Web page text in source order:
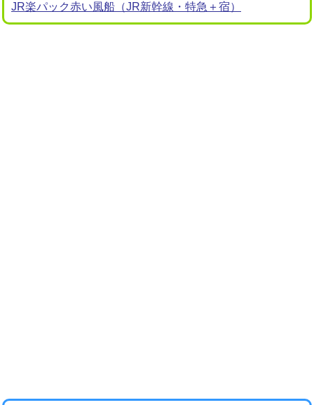
JR楽パック赤い風船（JR新幹線・特急＋宿）